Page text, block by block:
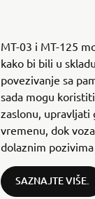
MT-03 i MT-125
kako bi bili u
povezivanje sa
sada mogu
zaslonu, upravljati
vremenu, dok
dolaznim pozivima
SAZNAJTE VIŠE.